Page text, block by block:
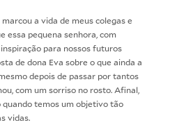
a vida de meus colegas e
essa pequena senhora, com
para nossos futuros
de dona Eva sobre o que ainda a
depois de passar por tantos
com um sorriso no rosto. Afinal,
temos um objetivo tão
vidas.